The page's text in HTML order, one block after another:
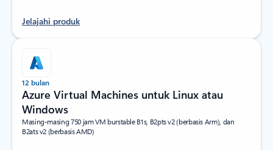
Jelajahi produk
12 bulan
Azure Virtual Machines untuk Linux atau
Windows
Masing-masing 750 jam VM burstable B1s, B2pts v2 (berbasis Arm), dan
B2ats v2 (berbasis AMD)